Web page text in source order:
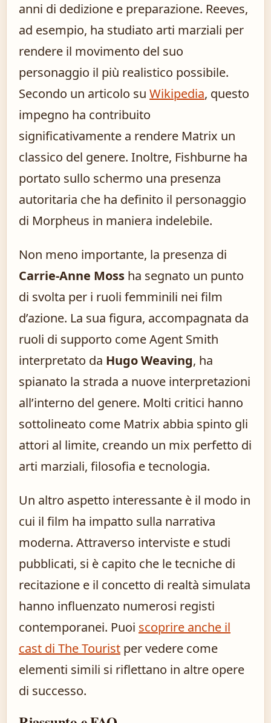
anni di dedizione e preparazione. Reeves,
ad esempio, ha studiato arti marziali per
rendere il movimento del suo
personaggio il più realistico possibile.
Secondo un articolo su Wikipedia, questo
impegno ha contribuito
significativamente a rendere Matrix un
classico del genere. Inoltre, Fishburne ha
portato sullo schermo una presenza
autoritaria che ha definito il personaggio
di Morpheus in maniera indelebile.
Non meno importante, la presenza di
Carrie-Anne Moss ha segnato un punto
di svolta per i ruoli femminili nei film
d’azione. La sua figura, accompagnata da
ruoli di supporto come Agent Smith
interpretato da Hugo Weaving, ha
spianato la strada a nuove interpretazioni
all’interno del genere. Molti critici hanno
sottolineato come Matrix abbia spinto gli
attori al limite, creando un mix perfetto di
arti marziali, filosofia e tecnologia.
Un altro aspetto interessante è il modo in
cui il film ha impatto sulla narrativa
moderna. Attraverso interviste e studi
pubblicati, si è capito che le tecniche di
recitazione e il concetto di realtà simulata
hanno influenzato numerosi registi
contemporanei. Puoi scoprire anche il
cast di The Tourist per vedere come
elementi simili si riflettano in altre opere
di successo.